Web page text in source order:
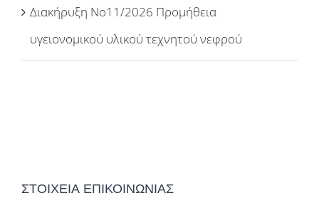
Διακήρυξη Νο11/2026 Προμήθεια
υγειονομικού υλικού τεχνητού νεφρού
ΣΤΟΙΧΕΙΑ ΕΠΙΚΟΙΝΩΝΙΑΣ